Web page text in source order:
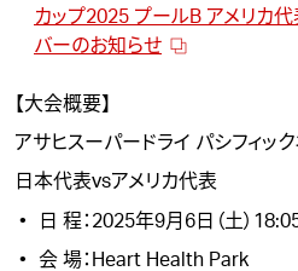
カップ2025 プールB アメリカ
バーのお知らせ
【大会概要】
アサヒスーパードライ パシフィッ
日本代表vsアメリカ代表
日 程：2025年9月6日（土）
会 場：Heart Health Park